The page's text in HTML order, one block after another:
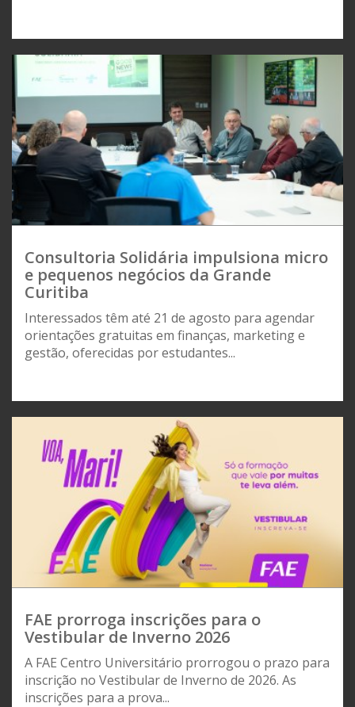
Consultoria Solidária impulsiona micro
e pequenos negócios da Grande
Curitiba
Interessados têm até 21 de agosto para agendar
orientações gratuitas em finanças, marketing e
gestão, oferecidas por estudantes...
FAE prorroga inscrições para o
Vestibular de Inverno 2026
A FAE Centro Universitário prorrogou o prazo para
inscrição no Vestibular de Inverno de 2026. As
inscrições para a prova...